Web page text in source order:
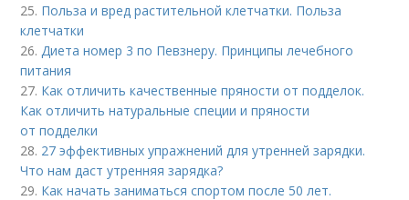
25. Польза и вред растительной клетчатки. Польза
клетчатки
26.Диета номер 3 по Певзнеру. Принципы лечебного
питания
27. Как отличить качественные пряности от подделок.
Как отличить натуральные специи и пряности
от подделки
28. 27 эффективных упражнений для утренней зарядки.
Что нам даст утренняя зарядка?
29. Как начать заниматься спортом после 50 лет.